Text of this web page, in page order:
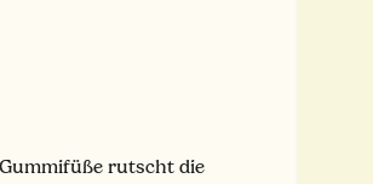
rutscht die